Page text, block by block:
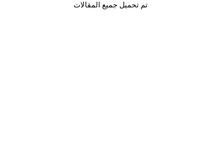
تم تحميل جميع المقالات